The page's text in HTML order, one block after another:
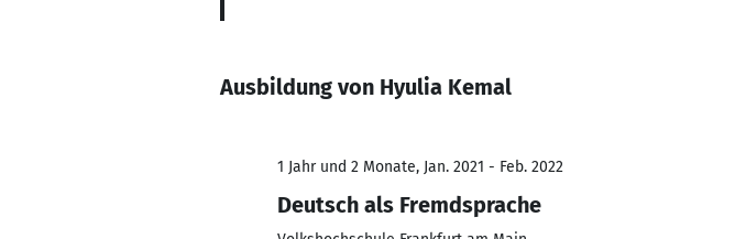
Ausbildung von Hyulia Kemal
1 Jahr und 2 Monate, Jan. 2021 - Feb. 2022
Deutsch als Fremdsprache